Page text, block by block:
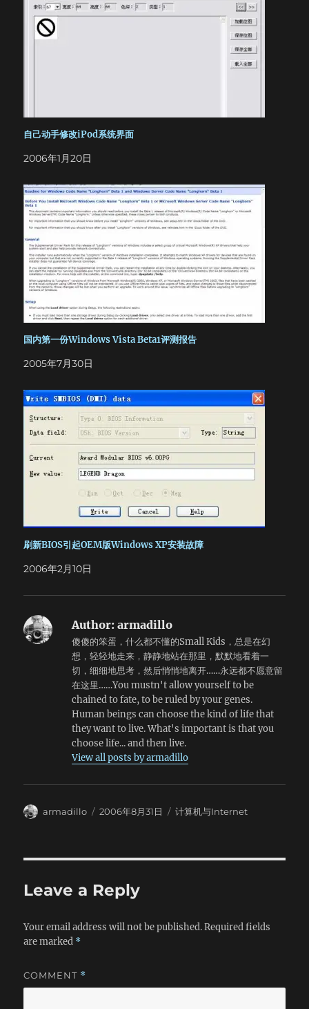
自己动手修改iPod系统界面
2006年1月20日
国内第一份Windows Vista Beta1评测报告
2005年7月30日
刷新BIOS引起OEM版Windows XP安装故障
2006年2月10日
Author: armadillo
傻傻的笨蛋，什么都不懂的Small Kids，总是在幻
想，轻轻地走来，静静地站在那里，默默地看着一
切，细细地思考，然后悄悄地离开……永远都不愿意留
在这里……You mustn't allow yourself to be
chained to fate, to be ruled by your genes.
Human beings can choose the kind of life that
they want to live. What's important is that you
choose life... and then live.
View all posts by armadillo
Author
armadillo
Posted
2006年8月31日 Categories
计算机与Internet
Leave a Reply
Your email address will not be published. Required fields
are marked *
COMMENT *